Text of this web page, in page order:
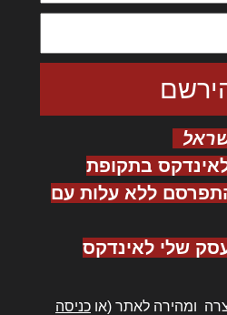
בתקופת
ללא עלות עם
שלי לאינדקס
ומהירה לאתר (או כניסה